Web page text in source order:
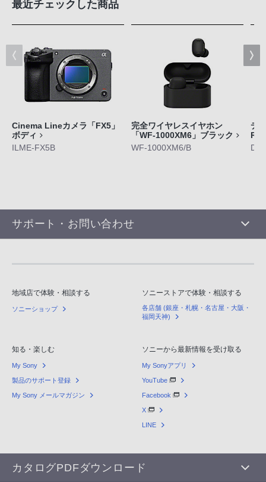
最近チェックした商品
Cinema Lineカメラ「FX5」
ボディ
ILME-FX5B
完全ワイヤレスイヤホン
「WF-1000XM6」ブラック
WF-1000XM6/B
デ
サポート・お問い合わせ
地域店で体験・相談する
ソニーショップ
ソニーストアで体験・相談する
各店舗 (銀座・札幌・名古屋・大阪・
福岡天神)
知る・楽しむ
My Sony
製品のサポート登録
My Sony メールマガジン
ソニーから最新情報を受け取る
My Sonyアプリ
YouTube
Facebook
X
LINE
カタログPDFダウンロード